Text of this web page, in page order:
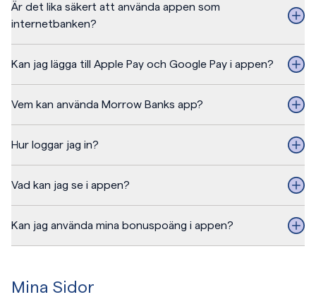
Är det lika säkert att använda appen som
internetbanken?
Kan jag lägga till Apple Pay och Google Pay i appen?
Vem kan använda Morrow Banks app?
Hur loggar jag in?
Vad kan jag se i appen?
Kan jag använda mina bonuspoäng i appen?
Mina Sidor